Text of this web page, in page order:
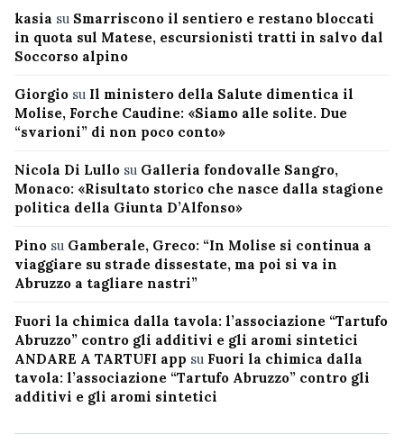
kasia su Smarriscono il sentiero e restano bloccati
in quota sul Matese, escursionisti tratti in salvo dal
Soccorso alpino
Giorgio su Il ministero della Salute dimentica il
Molise, Forche Caudine: «Siamo alle solite. Due
“svarioni” di non poco conto»
Nicola Di Lullo su Galleria fondovalle Sangro,
Monaco: «Risultato storico che nasce dalla stagione
politica della Giunta D’Alfonso»
Pino su Gamberale, Greco: “In Molise si continua a
viaggiare su strade dissestate, ma poi si va in
Abruzzo a tagliare nastri”
Fuori la chimica dalla tavola: l’associazione “Tartufo
Abruzzo” contro gli additivi e gli aromi sintetici
ANDARE A TARTUFI app su Fuori la chimica dalla
tavola: l’associazione “Tartufo Abruzzo” contro gli
additivi e gli aromi sintetici